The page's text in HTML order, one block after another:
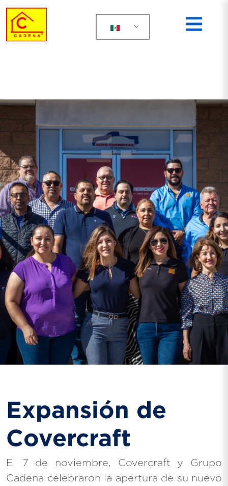
Expansión de
Covercraft
El 7 de noviembre, Covercraft y Grupo
Cadena celebraron la apertura de su nuevo